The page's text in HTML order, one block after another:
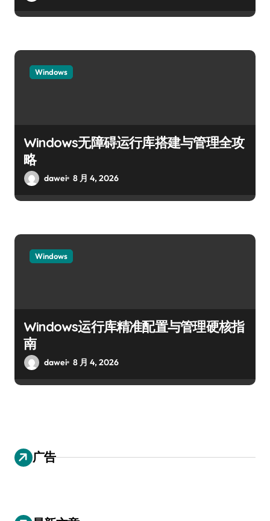
Windows
Windows无障碍运行库搭建与管理全攻
略
dawei 8 月 4, 2026
Windows
Windows运行库精准配置与管理硬核指
南
dawei 8 月 4, 2026
广告